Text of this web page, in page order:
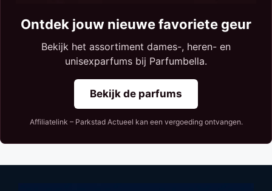
Ontdek jouw nieuwe favoriete geur
Bekijk het assortiment dames-, heren- en
unisexparfums bij Parfumbella.
Bekijk de parfums
Affiliatelink – Parkstad Actueel kan een vergoeding ontvangen.